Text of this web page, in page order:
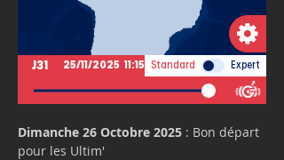
Dimanche 26 Octobre 2025 : Bon départ
pour les Ultim'